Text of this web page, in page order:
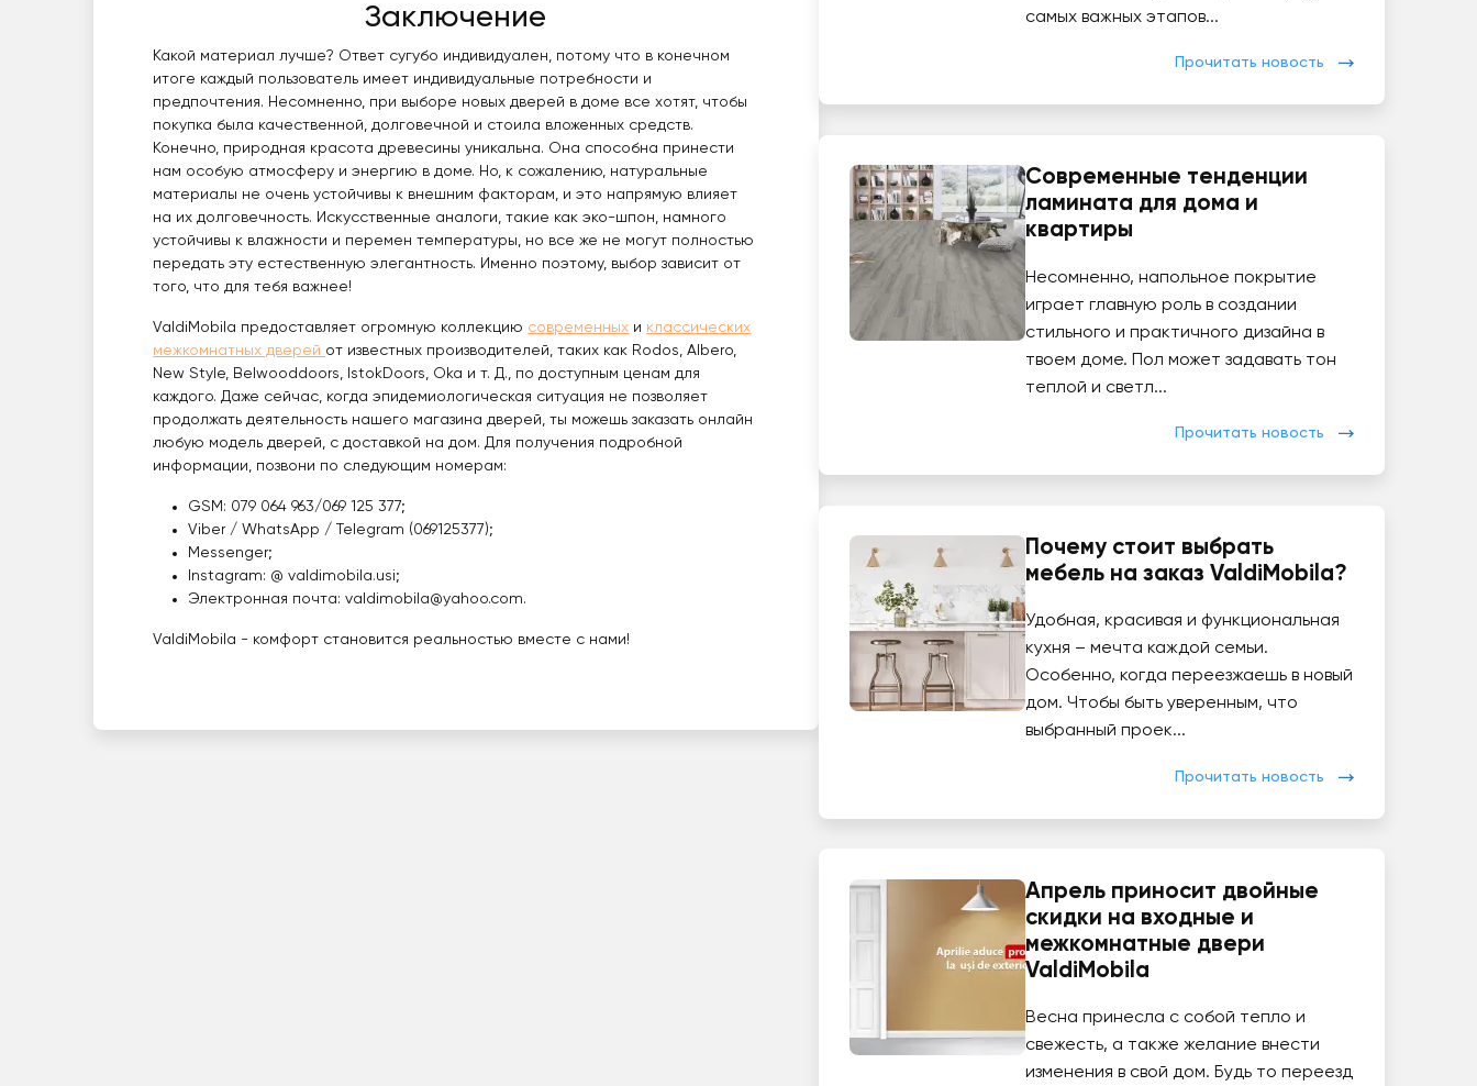
Заключение
Какой материал лучше? Ответ сугубо индивидуален, потому что в конечном
итоге каждый пользователь имеет индивидуальные потребности и
предпочтения. Несомненно, при выборе новых дверей в доме все хотят, чтобы
покупка была качественной, долговечной и стоила вложенных средств.
Конечно, природная красота древесины уникальна. Она способна принести
нам особую атмосферу и энергию в доме. Но, к сожалению, натуральные
материалы не очень устойчивы к внешним факторам, и это напрямую влияет
на их долговечность. Искусственные аналоги, такие как эко-шпон, намного
устойчивы к влажности и перемен температуры, но все же не могут полностью
передать эту естественную элегантность. Именно поэтому, выбор зависит от
того, что для тебя важнее!
ValdiMobila предоставляет огромную коллекцию современных и классических
межкомнатных дверей от известных производителей, таких как Rodos, Albero,
New Style, Belwooddoors, IstokDoors, Oka и т. Д., по доступным ценам для
каждого. Даже сейчас, когда эпидемиологическая ситуация не позволяет
продолжать деятельность нашего магазина дверей, ты можешь заказать онлайн
любую модель дверей, с доставкой на дом. Для получения подробной
информации, позвони по следующим номерам:
GSM: 079 064 963/069 125 377;
Viber / WhatsApp / Telegram (069125377);
Messenger;
Instagram: @ valdimobila.usi;
Электронная почта:valdimobila@yahoo.com.
ValdiMobila - комфорт становится реальностью вместе с нами!
самых важных этапов...
Прочитать новость
Современные тенденции
ламината для дома и
квартиры
Несомненно, напольное покрытие
играет главную роль в создании
стильного и практичного дизайна в
твоем доме. Пол может задавать тон
теплой и светл...
Прочитать новость
Почему стоит выбрать
мебель на заказ ValdiMobila?
Удобная, красивая и функциональная
кухня – мечта каждой семьи.
Особенно, когда переезжаешь в новый
дом. Чтобы быть уверенным, что
выбранный проек...
Прочитать новость
Апрель приносит двойные
скидки на входные и
межкомнатные двери
ValdiMobila
Весна принесла с собой тепло и
свежесть, а также желание внести
изменения в свой дом. Будь то переезд